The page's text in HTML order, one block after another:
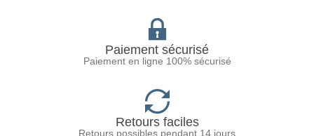
Paiement sécurisé
Paiement en ligne 100% sécurisé
Retours faciles
Retours possibles pendant 14 jours